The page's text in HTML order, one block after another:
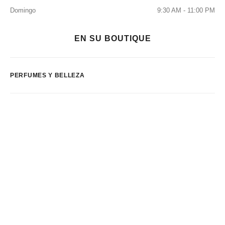
Domingo
9:30 AM - 11:00 PM
EN SU BOUTIQUE
PERFUMES Y BELLEZA